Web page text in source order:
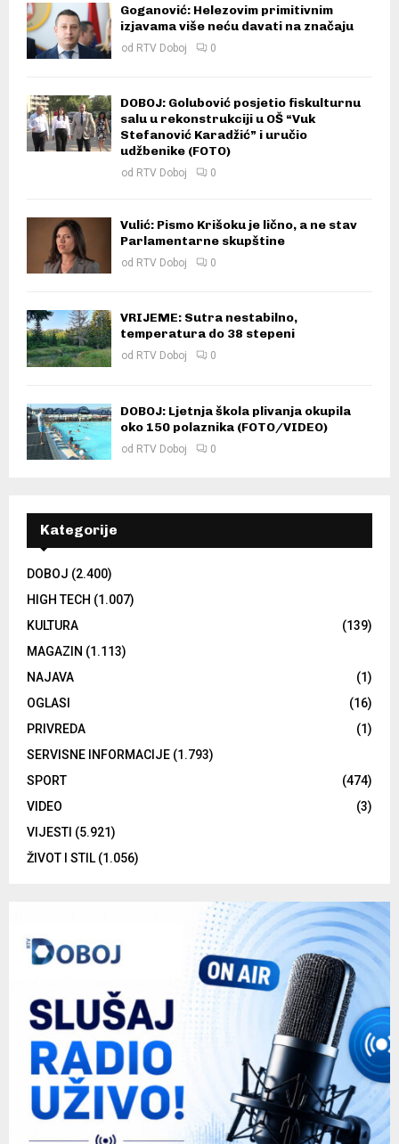
Goganović: Helezovim primitivnim
izjavama više neću davati na značaju
od RTV Doboj 0
DOBOJ: Golubović posjetio fiskulturnu
salu u rekonstrukciji u OŠ “Vuk
Stefanović Karadžić” i uručio
udžbenike (FOTO)
od RTV Doboj 0
Vulić: Pismo Krišoku je lično, a ne stav
Parlamentarne skupštine
od RTV Doboj 0
VRIJEME: Sutra nestabilno,
temperatura do 38 stepeni
od RTV Doboj 0
DOBOJ: Ljetnja škola plivanja okupila
oko 150 polaznika (FOTO/VIDEO)
od RTV Doboj 0
Kategorije
DOBOJ (2.400)
HIGH TECH (1.007)
KULTURA
(139)
MAGAZIN (1.113)
NAJAVA
(1)
OGLASI
(16)
PRIVREDA
(1)
SERVISNE INFORMACIJE (1.793)
SPORT
(474)
VIDEO
(3)
VIJESTI (5.921)
ŽIVOT I STIL (1.056)